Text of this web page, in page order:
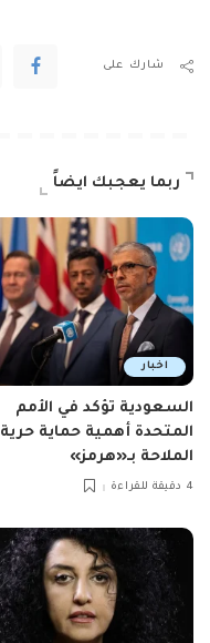
شارك على
ربما يعجبك ايضاً
اخبار
السعودية تؤكد في الأمم
المتحدة أهمية حماية حرية
الملاحة بـ«هرمز»
4 دقيقة للقراءة